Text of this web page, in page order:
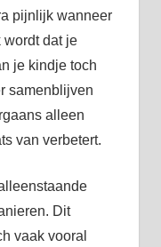
pijnlijk wanneer
dat je
je kindje toch
samenblijven
alleen
van verbetert.
Dit
vaak vooral